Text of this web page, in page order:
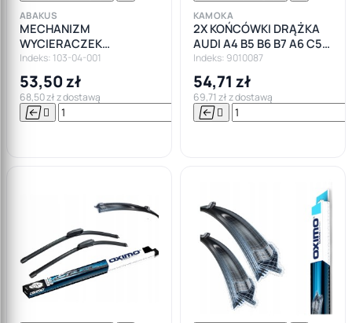
ABAKUS
MECHANIZM
WYCIERACZEK
PRZEDNICH AUDI A4 B6
B7 + AVANT PRZÓD
Indeks: 103-04-001
53,50 zł
68,50 zł z dostawą
  

KAMOKA
2X KOŃCÓWKI DRĄŻKA
AUDI A4 B5 B6 B7 A6 C5
VW PASSAT B5 SEAT
EXEO
Indeks: 9010087
54,71 zł
69,71 zł z dostawą
 